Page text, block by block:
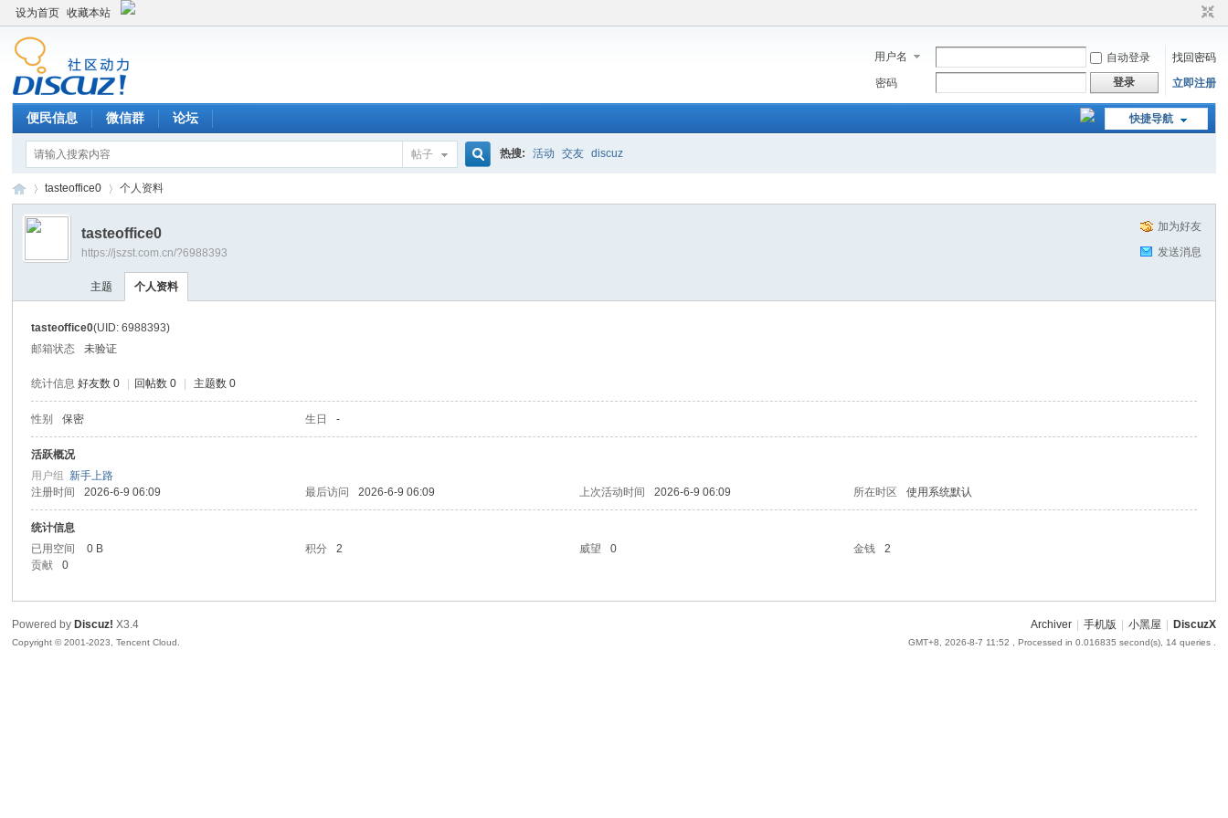
设为首页 收藏本站
用户名 自动登录
找回密码
密码
登录 立即注册
快捷导航
便民信息 微信群 论坛
帖子 热搜: 活动 交友 discuz
uz!
›
tasteoffice0 个人资料
加为好友
发送消息
tasteoffice0
https://jszst.com.cn/?6988393
主题 个人资料
tasteoffice0(UID: 6988393)
邮箱状态
未验证
统计信息 好友数 0 回帖数 0 主题数 0
性别 保密 生日 -
活跃概况
用户组新手上路
注册时间
2026-6-9 06:09 最后访问 2026-6-9 06:09 上次活动时间 2026-6-9 06:09 所在时区 使用系统默认
统计信息
已用空间
0 B 积分 2 威望 0 金钱
2
贡献
0
Archiver 手机版 小黑屋 DiscuzX
GMT+8, 2026-8-7 11:52 , Processed in 0.016835 second(s), 14 queries .
Powered by Discuz! X3.4
Copyright © 2001-2023, Tencent Cloud.